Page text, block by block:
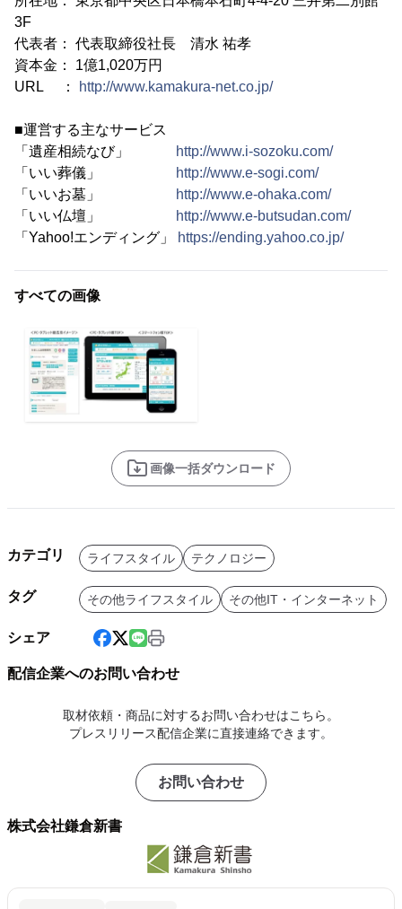
3F
代表者： 代表取締役社長 清水 祐孝
資本金： 1億1,020万円
URL ：
http://www.kamakura-net.co.jp/
■運営する主なサービス
「遺産相続なび」
http://www.i-sozoku.com/
「いい葬儀」
http://www.e-sogi.com/
「いいお墓」
http://www.e-ohaka.com/
「いい仏壇」
http://www.e-butsudan.com/
「Yahoo!エンディング」
https://ending.yahoo.co.jp/
すべての画像
画像一括ダウンロード
カテゴリ ライフスタイル テクノロジー
タグ その他ライフスタイル その他IT・インターネット
シェア
配信企業へのお問い合わせ
取材依頼・商品に対するお問い合わせはこちら。
プレスリリース配信企業に直接連絡できます。
お問い合わせ
株式会社鎌倉新書